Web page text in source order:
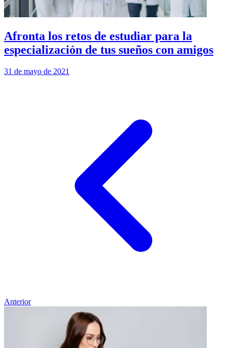
Afronta los retos de estudiar para la
especialización de tus sueños con amigos
31 de mayo de 2021
Anterior